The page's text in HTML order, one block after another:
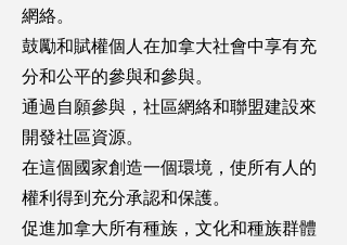
網絡。
鼓勵和賦權個人在加拿大社會中享有充
分和公平的參與和參與。
通過自願參與，社區網絡和聯盟建設來
開發社區資源。
在這個國家創造一個環境，​​使所有人的
權利得到充分承認和保護。
促進加拿大所有種族，文化和種族群體